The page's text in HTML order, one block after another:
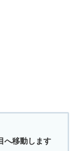
へ移動します